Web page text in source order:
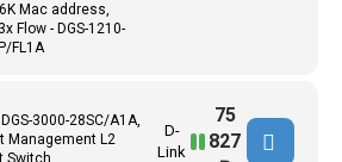
Mac address,
Flow - DGS-1210-
FL1A
3000-28SC/A1A,
Management L2
Switch
D-
Link
75
827